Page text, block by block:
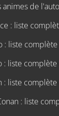
animes de
: liste
: liste
: liste
: liste
: liste